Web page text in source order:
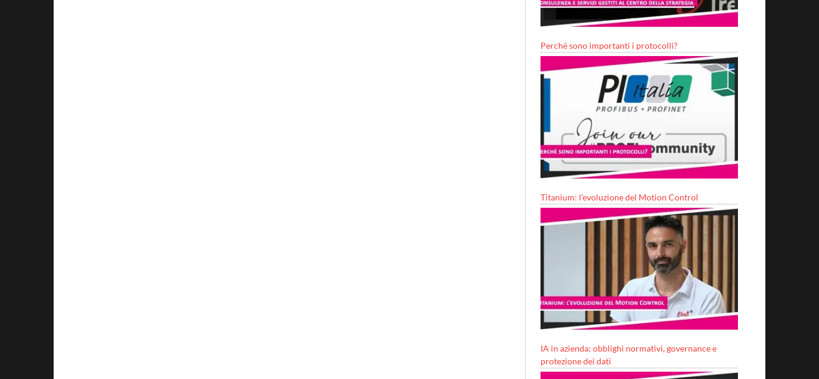
Perché sono importanti i protocolli?
Titanium: l’evoluzione del Motion Control
IA in azienda: obblighi normativi, governance e
protezione dei dati